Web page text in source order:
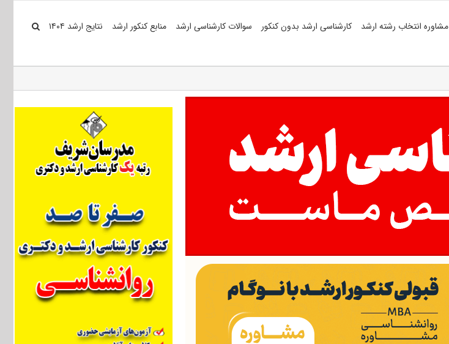
مشاوره انتخاب رشته ارشد کارشناسی ارشد بدون کنکور سوالات کارشناسی ارشد منابع کنکور ارشد نتایج ارشد ۱۴۰۴